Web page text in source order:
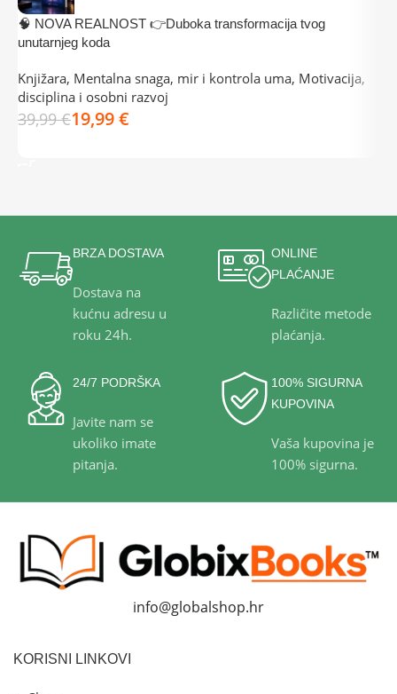
🧠 NOVA REALNOST 👉Duboka transformacija tvog
unutarnjeg koda
Knjižara, Mentalna snaga, mir i kontrola uma, Motivacija,
disciplina i osobni razvoj
39,99€19,99€
BRZA DOSTAVA
Dostava na
kućnu adresu u
roku 24h.
ONLINE
PLAĆANJE
Različite metode
plaćanja.
24/7 PODRŠKA
Javite nam se
ukoliko imate
pitanja.
100% SIGURNA
KUPOVINA
Vaša kupovina je
100% sigurna.
info@globalshop.hr
KORISNI LINKOVI